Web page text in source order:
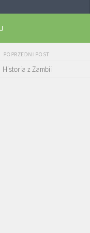
POPRZEDNI POST
Historia z Zambii